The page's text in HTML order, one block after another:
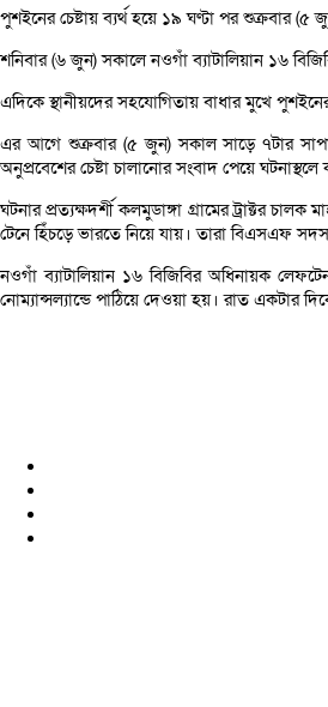
পুশইনের চেষ্টায় ব্যর্থ হয়ে ১৯ ঘণ্টা পর শুক্রবার (৫
শনিবার (৬ জুন) সকালে নওগাঁ ব্যাটালিয়ান ১৬
এদিকে স্থানীয়দের সহযোগিতায় বাধার মুখে পুশইনের
এর আগে শুক্রবার (৫ জুন) সকাল সাড়ে ৭টার
অনুপ্রবেশের চেষ্টা চালানোর সংবাদ পেয়ে
ঘটনার প্রত্যক্ষদর্শী কলমুডাঙ্গা গ্রামের ট্রাক্টর
টেনে হিঁচড়ে ভারতে নিয়ে যায়। তারা বিএসএফ
নওগাঁ ব্যাটালিয়ান ১৬ বিজিবির অধিনায়ক
নোম্যান্সল্যান্ডে পাঠিয়ে দেওয়া হয়। রাত একটার